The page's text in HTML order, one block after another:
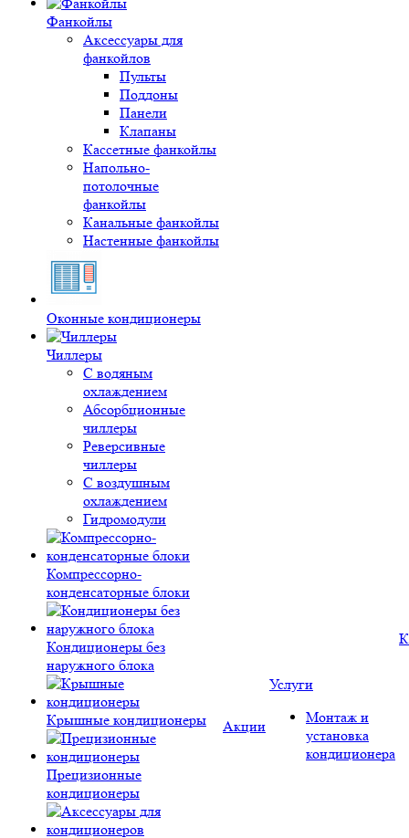
Фанкойлы
Аксессуары для
фанкойлов
Пульты
Поддоны
Панели
Клапаны
Кассетные фанкойлы
Напольно-
потолочные
фанкойлы
Канальные фанкойлы
Настенные фанкойлы
Оконные кондиционеры
Чиллеры
С водяным
охлаждением
Абсорбционные
чиллеры
Реверсивные
чиллеры
С воздушным
охлаждением
Гидромодули
Компрессорно-
конденсаторные блоки
Кондиционеры без
наружного блока
Крышные кондиционеры
Прецизионные
кондиционеры
Акции
Услуги
Монтаж и
установка
кондиционера